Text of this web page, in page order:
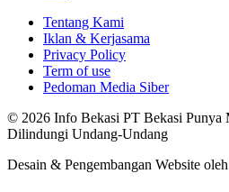
Tentang Kami
Iklan & Kerjasama
Privacy Policy
Term of use
Pedoman Media Siber
© 2026 Info Bekasi PT Bekasi
Dilindungi Undang-Undang
Desain & Pengembangan Website oleh